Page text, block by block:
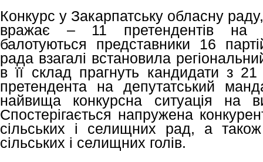
Конкурс у Закарпатську обласну
вражає – 11 претендентів на
балотуються представники 16
рада взагалі встановила
в її склад прагнуть кандидати з
претендента на депутатський
найвища конкурсна ситуація на
Спостерігається напружена
сільських і селищних рад, а
сільських і селищних голів.